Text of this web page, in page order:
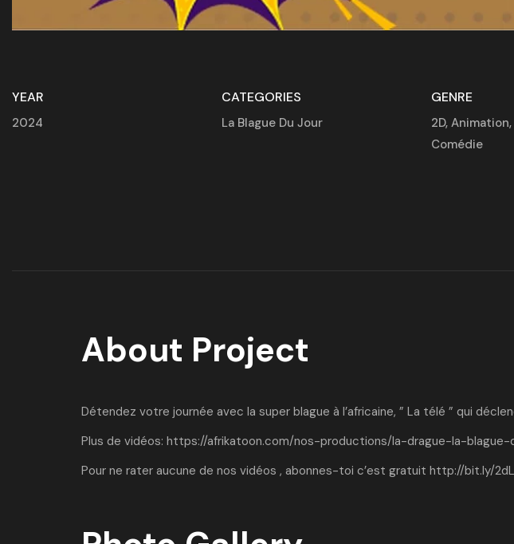
YEAR
2024
CATEGORIES
La Blague Du Jour
GENRE
2D, Animation,
Comédie
About Project
Détendez votre journée avec la super blague à l’africaine, ” La télé ” qui
Plus de vidéos: https://afrikatoon.com/nos-productions/la-drague-la-
Pour ne rater aucune de nos vidéos , abonnes-toi c’est gratuit http://bit.ly/